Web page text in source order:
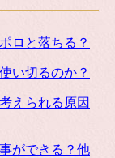
ロと落ちる？
い切るのか？
えられる原因
ができる？他